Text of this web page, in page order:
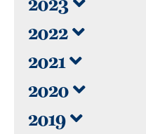
2022
2021
2020
2019